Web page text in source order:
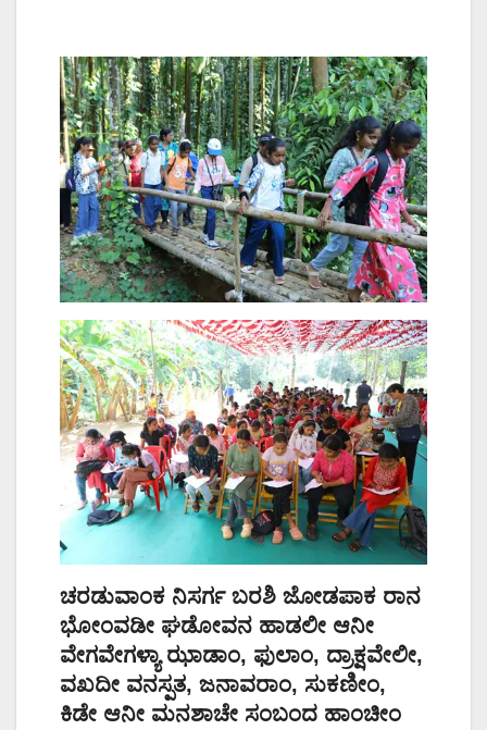
ಚರಡುವಾಂಕ ನಿಸರ್ಗ ಬರಶಿ ಜೋಡಪಾಕ ರಾನ
ಭೋಂವಡೀ ಘಡೋವನ ಹಾಡಲೀ ಆನೀ
ವೇಗವೇಗಳ್ಯಾ ಝಾಡಾಂ, ಫುಲಾಂ, ದ್ರಾಕ್ಷವೇಲೀ,
ವಖದೀ ವನಸ್ಪತ, ಜನಾವರಾಂ, ಸುಕಣೀಂ,
ಕಿಡೇ ಆನೀ ಮನಶಾಚೇ ಸಂಬಂದ ಹಾಂಚೀಂ